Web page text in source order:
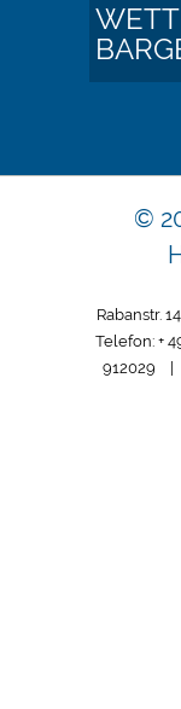
©
Rabanstr.
Telefon: +
912029 |